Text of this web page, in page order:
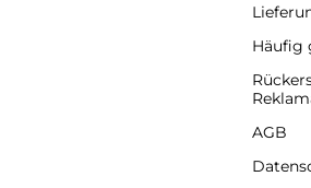
Häufig
AGB